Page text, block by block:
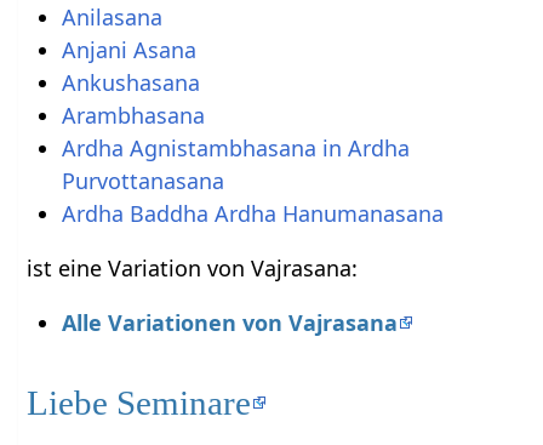
Anilasana
Anjani Asana
Ankushasana
Arambhasana
Ardha Agnistambhasana in Ardha
Purvottanasana
Ardha Baddha Ardha Hanumanasana
ist eine Variation von Vajrasana:
Alle Variationen von Vajrasana
Liebe Seminare